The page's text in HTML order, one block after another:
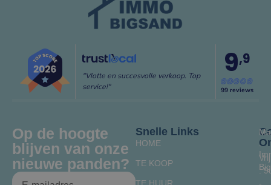
99 reviews
9,9
"Vlotte en succesvolle verkoop. Top
service!"
Op de hoogte
blijven van onze
nieuwe panden?
Snelle Links
HOME
TE KOOP
Ma
-
Vrij
: